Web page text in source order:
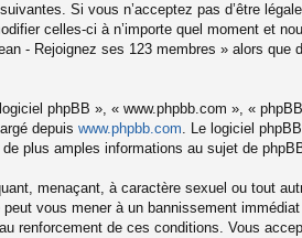
Si vous n’acceptez pas d’être
celles-ci à n’importe quel moment et
- Rejoignez ses 123 membres » alors
phpBB », « www.phpbb.com », «
depuis www.phpbb.com. Le logiciel
plus amples informations au sujet de
menaçant, à caractère sexuel ou tout
vous mener à un bannissement
renforcement de ces conditions. Vous